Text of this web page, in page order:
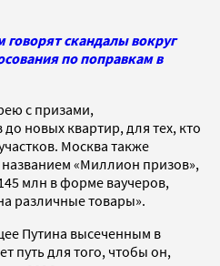
скандалы вокруг
по поправкам в
с призами,
новых квартир, для тех, кто
Москва также
«Миллион призов»,
млн в форме ваучеров,
различные товары».
Путина высеченным в
путь для того, чтобы он,